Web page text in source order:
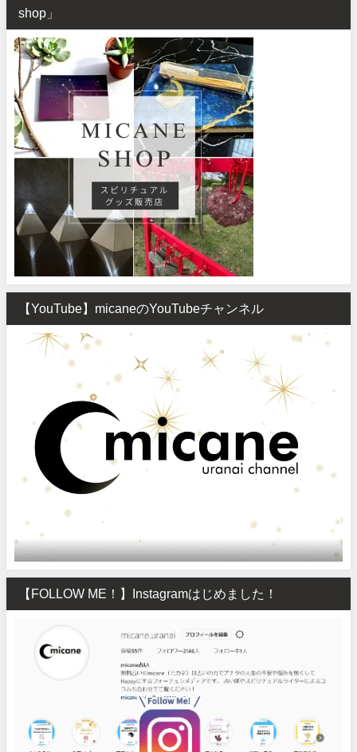
shop」
【YouTube】micaneのYouTubeチャンネル
【FOLLOW ME！】Instagramはじめました！